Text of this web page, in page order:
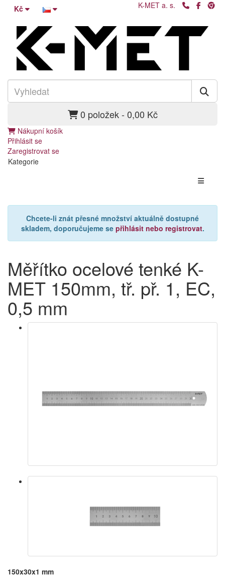
Kč K-MET a. s.
0 položek - 0,00 Kč
Nákupní košík
Přihlásit se
Zaregistrovat se
Kategorie
Chcete-li znát přesné množství aktuálně dostupné
skladem, doporučujeme se přihlásit nebo registrovat.
Měřítko ocelové tenké K-
MET 150mm, tř. př. 1, EC,
0,5 mm
150x30x1 mm